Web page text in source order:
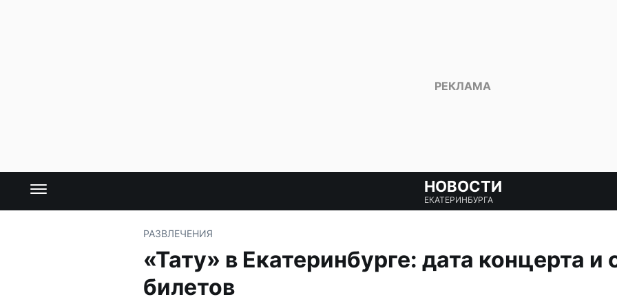
НОВОСТИ
ЕКАТЕРИНБУРГА
РАЗВЛЕЧЕНИЯ
«Тату» в Екатеринбурге: дата концерта и
билетов